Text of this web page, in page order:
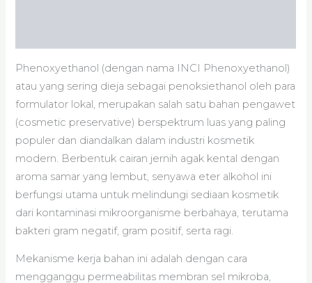
Phenoxyethanol (dengan nama INCI Phenoxyethanol)
atau yang sering dieja sebagai penoksiethanol oleh para
formulator lokal, merupakan salah satu bahan pengawet
(cosmetic preservative) berspektrum luas yang paling
populer dan diandalkan dalam industri kosmetik
modern. Berbentuk cairan jernih agak kental dengan
aroma samar yang lembut, senyawa eter alkohol ini
berfungsi utama untuk melindungi sediaan kosmetik
dari kontaminasi mikroorganisme berbahaya, terutama
bakteri gram negatif, gram positif, serta ragi.
Mekanisme kerja bahan ini adalah dengan cara
mengganggu permeabilitas membran sel mikroba,